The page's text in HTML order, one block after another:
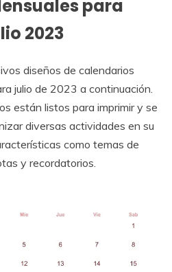
para
2023
diseños de calendarios
julio de 2023 a continuación.
están listos para imprimir y se
diversas actividades en su
como temas de
y recordatorios.